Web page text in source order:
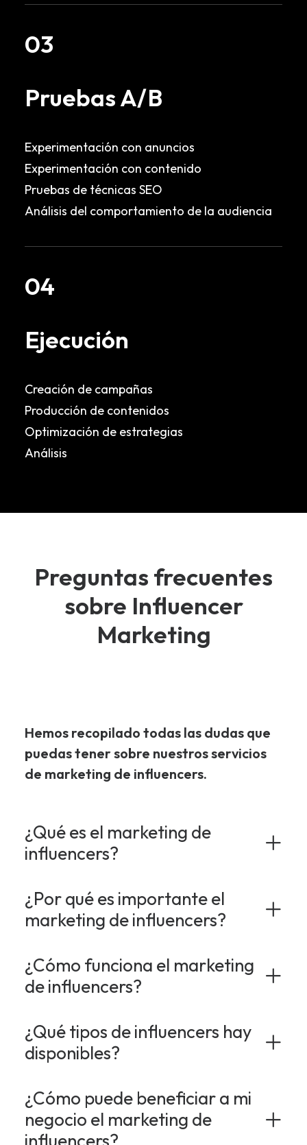
03
Pruebas A/B
Experimentación con anuncios
Experimentación con contenido
Pruebas de técnicas SEO
Análisis del comportamiento de la audiencia
04
Ejecución
Creación de campañas
Producción de contenidos
Optimización de estrategias
Análisis
Preguntas frecuentes
sobre Influencer
Marketing
Hemos recopilado todas las dudas que
puedas tener sobre nuestros servicios
de marketing de influencers.
¿Qué es el marketing de
influencers?
¿Por qué es importante el
marketing de influencers?
¿Cómo funciona el marketing
de influencers?
¿Qué tipos de influencers hay
disponibles?
¿Cómo puede beneficiar a mi
negocio el marketing de